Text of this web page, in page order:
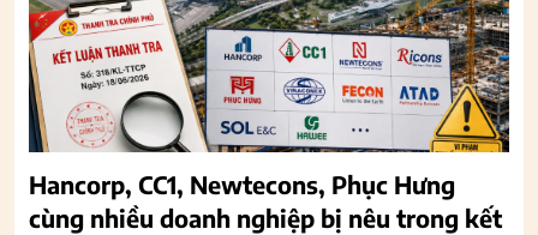
Hancorp, CC1, Newtecons, Phục Hưng
cùng nhiều doanh nghiệp bị nêu trong kết